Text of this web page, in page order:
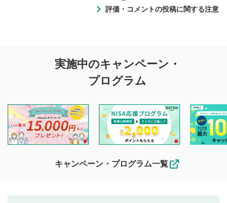
評価・コメントの投稿に関する注意
投稿に関する注意
を目的として、各動画コンテンツに、評価およびコメントの
投稿ができます。利用者は以下の注意事項をご理解のうえ、
閲覧および投稿を行うものとしてください。
他の利用者が動画を視聴される際の参考になるコメントをお
待ちしております。
なお、投稿をもって、本注意事項に同意されたものとみなし
実施中のキャンペーン・
プログラム
キャンペーン・プログラム一覧